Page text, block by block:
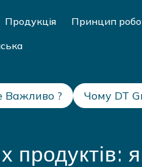
Продукція Принцип
Важливо ? Чому DT
продуктів: